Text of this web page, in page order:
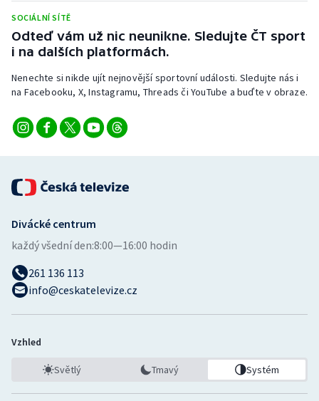
SOCIÁLNÍ SÍTĚ
Odteď vám už nic neunikne. Sledujte ČT sport
i na dalších platformách.
Nenechte si nikde ujít nejnovější sportovní události. Sledujte nás i
na Facebooku, X, Instagramu, Threads či YouTube a buďte v obraze.
Divácké centrum
každý všední den:8:00—16:00 hodin
261 136 113
info@ceskatelevize.cz
Vzhled
Světlý Tmavý Systém